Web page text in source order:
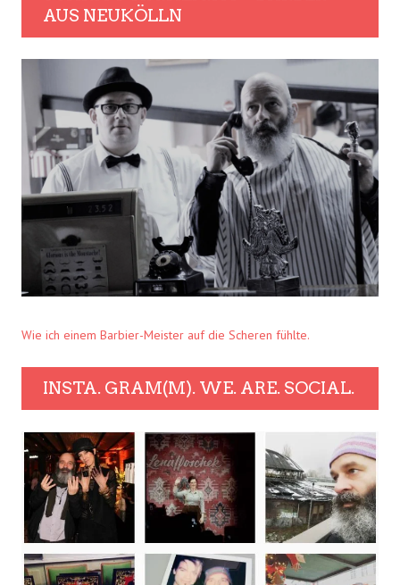
AUS NEUKÖLLN
Wie ich einem Barbier-Meister auf die Scheren fühlte.
INSTA. GRAM(M). WE. ARE. SOCIAL.